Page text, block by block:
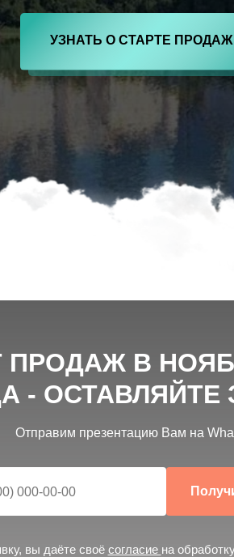
УЗНАТЬ О СТАРТЕ ПРОДАЖ
вопросы
ПРОДАЖ В
- ОСТАВЛЯЙТЕ
Отправим презентацию Вам на
вы даёте своё согласие на